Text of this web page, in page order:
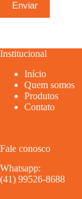
Enviar
Institucional
Início
Quem somos
Produtos
Contato
Fale conosco
Whatsapp:
(41) 99526-8688